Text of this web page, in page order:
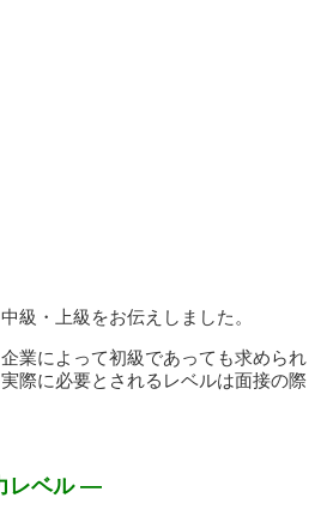
級・上級をお伝えしました。
業によって初級であっても求められ
際に必要とされるレベルは面接の際
レベル —